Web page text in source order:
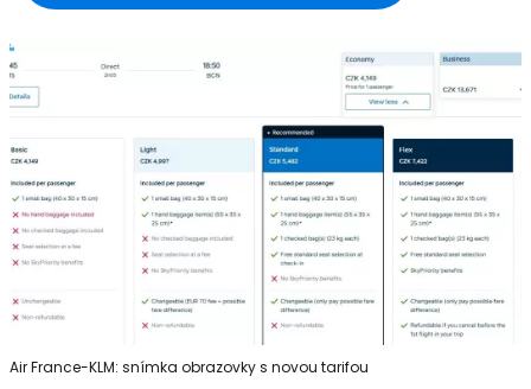
Air France-KLM: snímka obrazovky s novou tarifou